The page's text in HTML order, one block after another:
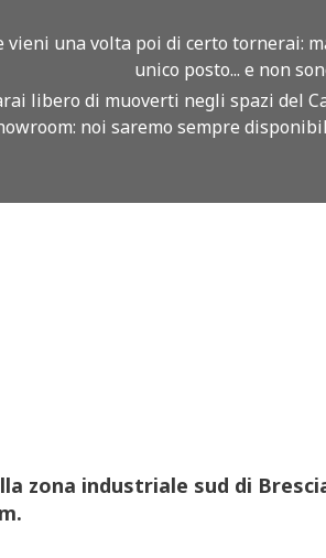
vieni una volta poi di certo tornerai:
unico posto... e non
libero di muoverti negli spazi del
noi saremo sempre
zona industriale sud di